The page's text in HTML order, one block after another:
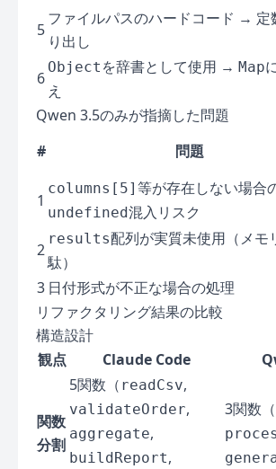
5
ファイルパスのハードコード → 定
り出し
6
Object を辞書として使用 → Map
え
Qwen 3.5のみが指摘した問題
#
問題
1
columns[5] 等が存在しない場合
undefined混入リスク
2
results配列が実質未使用（メモ
駄）
3 日付形式が不正な場合の処理
リファクタリング結果の比較
構造設計
観点
Claude Code
関数
分割
5関数（ readCsv,
validateOrder,
aggregate,
buildReport,
3関数（